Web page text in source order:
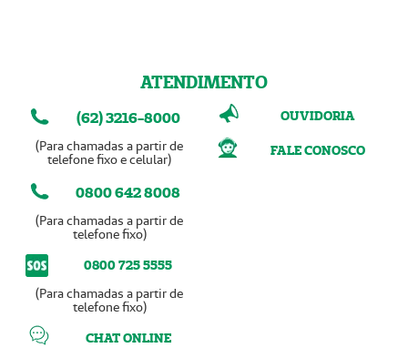
ATENDIMENTO
(62) 3216-8000
(Para chamadas a partir de
telefone fixo e celular)
0800 642 8008
(Para chamadas a partir de
telefone fixo)
0800 725 5555
(Para chamadas a partir de
telefone fixo)
CHAT ONLINE
OUVIDORIA
FALE CONOSCO